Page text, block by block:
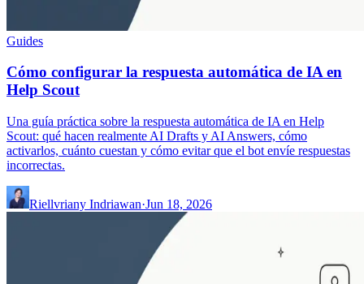
Guides
Cómo configurar la respuesta automática de IA en
Help Scout
Una guía práctica sobre la respuesta automática de IA en Help
Scout: qué hacen realmente AI Drafts y AI Answers, cómo
activarlos, cuánto cuestan y cómo evitar que el bot envíe respuestas
incorrectas.
Riellvriany Indriawan·Jun 18, 2026